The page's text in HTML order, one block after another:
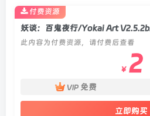
此内容为付费资源，请付费后查看
￥ 2
VIP 免费
立即购买
付费资源